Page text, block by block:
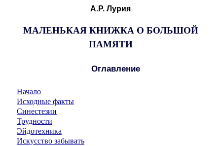
А.Р. Лурия
МАЛЕНЬКАЯ КНИЖКА О БОЛЬШОЙ
ПАМЯТИ
Оглавление
Начало
Исходные факты
Синестезии
Трудности
Эйдотехника
Искусство забывать